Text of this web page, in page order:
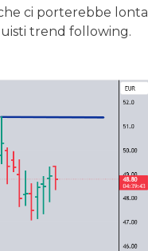
ci porterebbe
trend following.